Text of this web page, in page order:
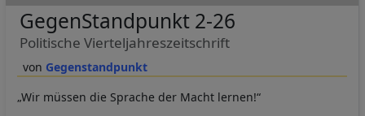
Gegenstandpunkt
GegenStandpunkt 2-26
Politische Vierteljahreszeitschrift
„Wir müssen die Sprache der Macht lernen!“